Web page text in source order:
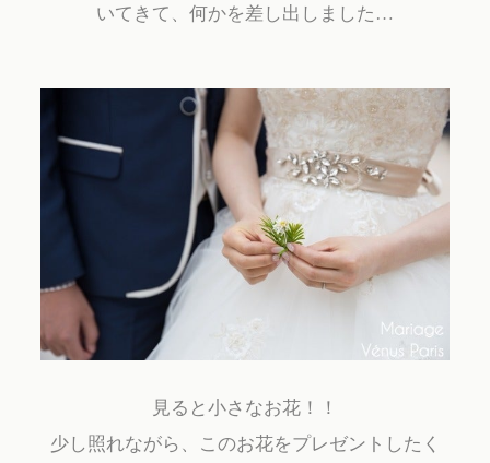
いてきて、何かを差し出しました…
見ると小さなお花！！
少し照れながら、このお花をプレゼントしたく